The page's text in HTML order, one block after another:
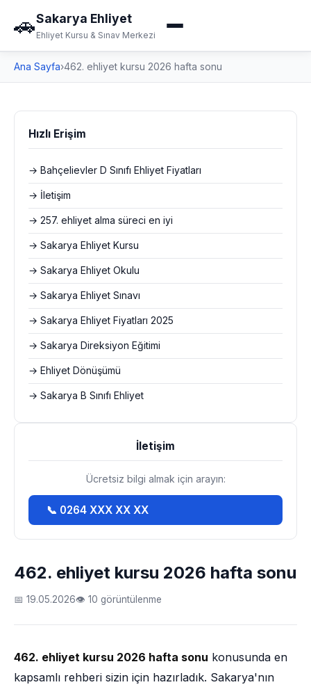
🚗Sakarya Ehliyet
Ehliyet Kursu & Sınav Merkezi
Ana Sayfa›462. ehliyet kursu 2026 hafta sonu
462. ehliyet kursu 2026 hafta sonu
📅 19.05.2026👁 10 görüntülenme
462. ehliyet kursu 2026 hafta sonu konusunda en
kapsamlı rehberi sizin için hazırladık. Sakarya'nın
Hızlı Erişim
→ Bahçelievler D Sınıfı Ehliyet Fiyatları
→ İletişim
→ 257. ehliyet alma süreci en iyi
→ Sakarya Ehliyet Kursu
→ Sakarya Ehliyet Okulu
→ Sakarya Ehliyet Sınavı
→ Sakarya Ehliyet Fiyatları 2025
→ Sakarya Direksiyon Eğitimi
→ Ehliyet Dönüşümü
→ Sakarya B Sınıfı Ehliyet
İletişim
Ücretsiz bilgi almak için arayın:
📞 0264 XXX XX XX